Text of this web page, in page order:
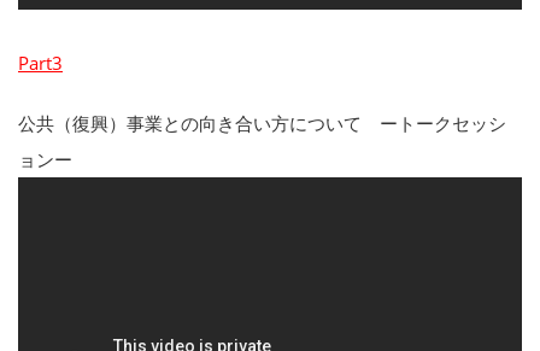
Part3
公共（復興）事業との向き合い方について ートークセッシ
ョンー